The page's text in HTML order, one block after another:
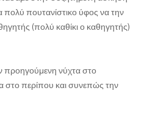
πολύ πουτανίστικο ύφος να την
(πολύ καθίκι ο καθηγητής)
προηγούμενη νύχτα στο
στο περίπου και συνεπώς την